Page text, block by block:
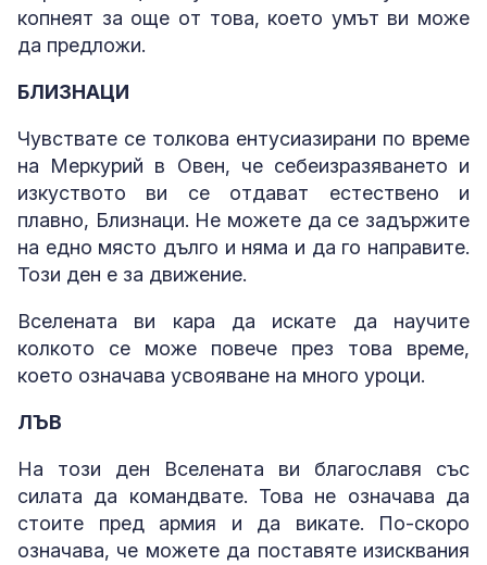
копнеят за още от това, което умът ви може
да предложи.
БЛИЗНАЦИ
Чувствате се толкова ентусиазирани по време
на Меркурий в Овен, че себеизразяването и
изкуството ви се отдават естествено и
плавно, Близнаци. Не можете да се задържите
на едно място дълго и няма и да го направите.
Този ден е за движение.
Вселената ви кара да искате да научите
колкото се може повече през това време,
което означава усвояване на много уроци.
ЛЪВ
На този ден Вселената ви благославя със
силата да командвате. Това не означава да
стоите пред армия и да викате. По-скоро
означава, че можете да поставяте изисквания